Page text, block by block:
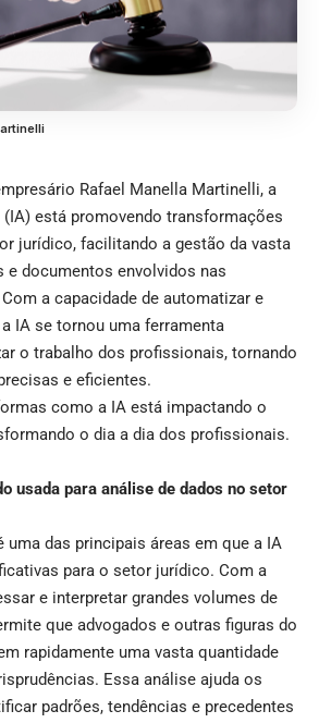
Rafael Manella Martinelli, a
está promovendo transformações
jurídico, facilitando a gestão da vasta
e documentos envolvidos nas
a capacidade de automatizar e
IA se tornou uma ferramenta
o trabalho dos profissionais, tornando
e eficientes.
como a IA está impactando o
o dia a dia dos profissionais.
usada para análise de dados no setor
uma das principais áreas em que a IA
para o setor jurídico. Com a
e interpretar grandes volumes de
que advogados e outras figuras do
rapidamente uma vasta quantidade
Essa análise ajuda os
padrões, tendências e precedentes